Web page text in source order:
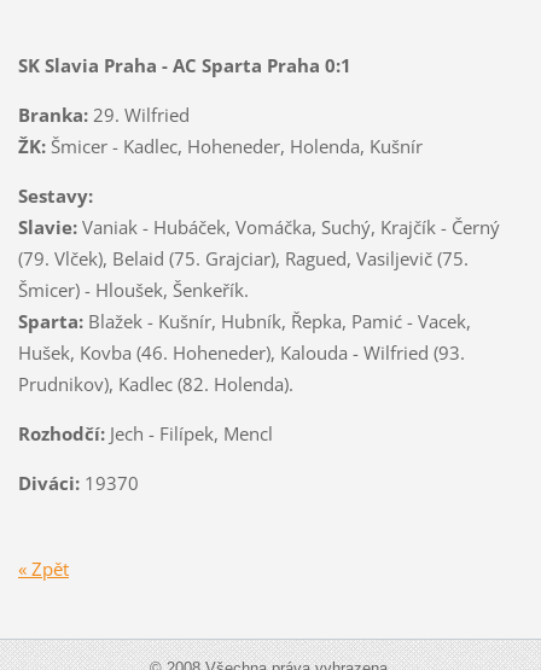
SK Slavia Praha - AC Sparta Praha 0:1
Branka:29. Wilfried
ŽK:Šmicer - Kadlec, Hoheneder, Holenda, Kušnír
Sestavy:
Slavie:Vaniak - Hubáček, Vomáčka, Suchý, Krajčík - Černý
(79. Vlček), Belaid (75. Grajciar), Ragued, Vasiljevič (75.
Šmicer) - Hloušek, Šenkeřík.
Sparta:Blažek - Kušnír, Hubník, Řepka, Pamić - Vacek,
Hušek, Kovba (46. Hoheneder), Kalouda - Wilfried (93.
Prudnikov), Kadlec (82. Holenda).
Rozhodčí:Jech - Filípek, Mencl
Diváci:19370
« Zpět